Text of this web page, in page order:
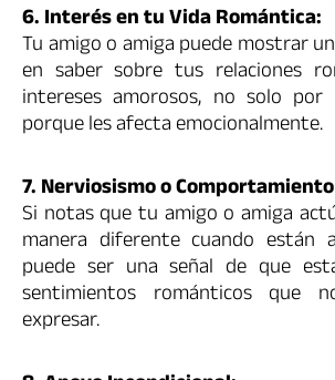
6. Interés en tu Vida Romántica:
Tu amigo o amiga puede mostrar
en saber sobre tus relaciones
intereses amorosos, no solo por
porque les afecta emocionalmente.
7. Nerviosismo o
Si notas que tu amigo o amiga
manera diferente cuando están
puede ser una señal de que
sentimientos románticos que
expresar.